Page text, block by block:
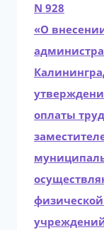
N 928
«О
оплаты